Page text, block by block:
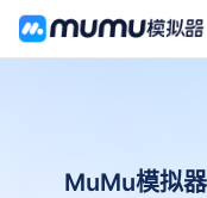
MuMu模拟